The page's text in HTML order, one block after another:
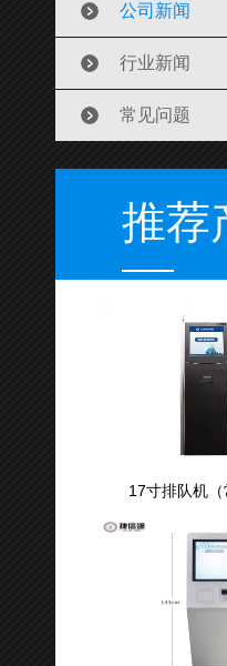
公司新闻
行业新闻
常见问题
推荐
17寸排队机（